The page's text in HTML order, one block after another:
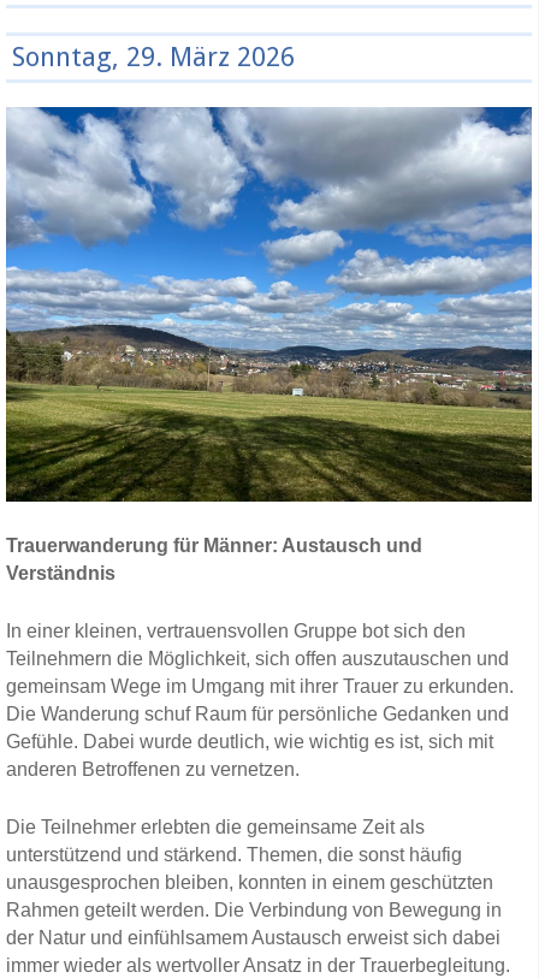
Sonntag, 29. März 2026
Trauerwanderung für Männer: Austausch und
Verständnis
In einer kleinen, vertrauensvollen Gruppe bot sich den
Teilnehmern die Möglichkeit, sich offen auszutauschen und
gemeinsam Wege im Umgang mit ihrer Trauer zu erkunden.
Die Wanderung schuf Raum für persönliche Gedanken und
Gefühle. Dabei wurde deutlich, wie wichtig es ist, sich mit
anderen Betroffenen zu vernetzen.
Die Teilnehmer erlebten die gemeinsame Zeit als
unterstützend und stärkend. Themen, die sonst häufig
unausgesprochen bleiben, konnten in einem geschützten
Rahmen geteilt werden. Die Verbindung von Bewegung in
der Natur und einfühlsamem Austausch erweist sich dabei
immer wieder als wertvoller Ansatz in der Trauerbegleitung.